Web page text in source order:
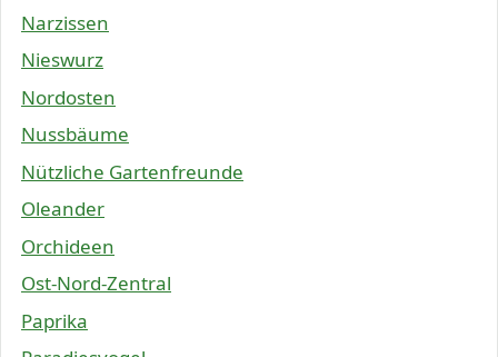
Narzissen
Nieswurz
Nordosten
Nussbäume
Nützliche Gartenfreunde
Oleander
Orchideen
Ost-Nord-Zentral
Paprika